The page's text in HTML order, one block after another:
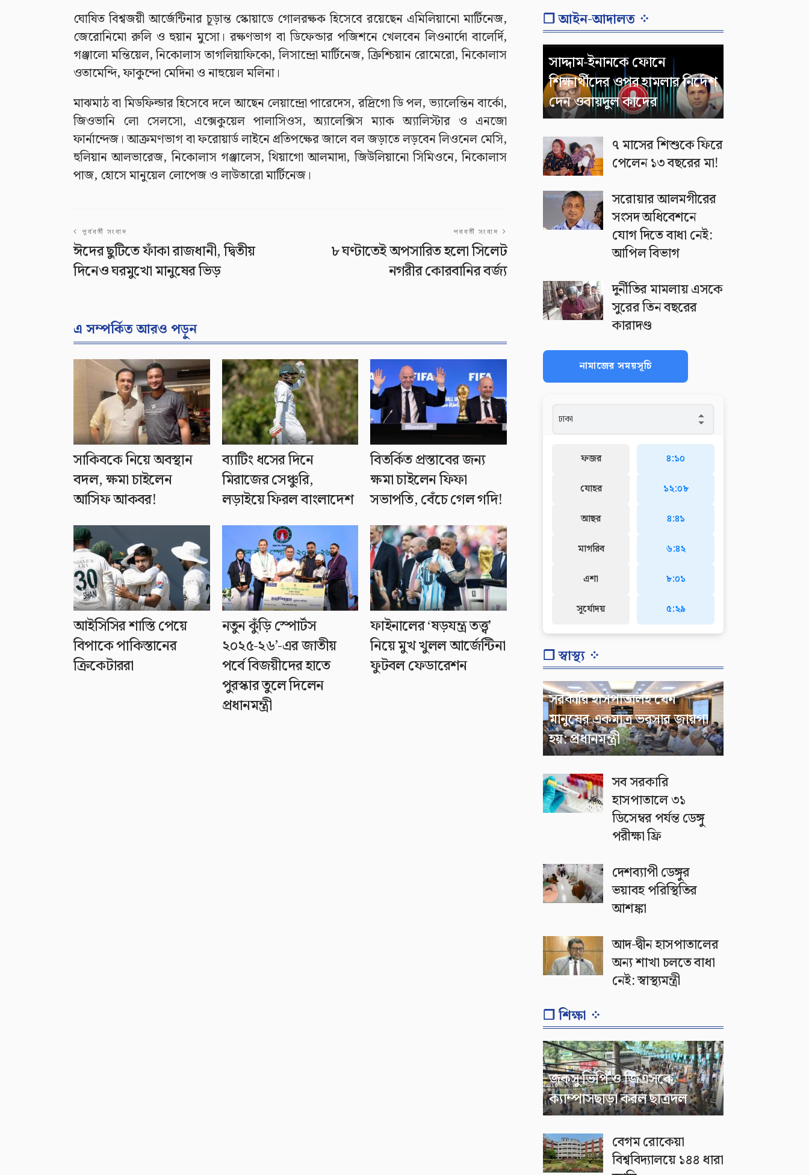
ঘোষিত বিশ্বজয়ী আর্জেন্টিনার চূড়ান্ত স্কোয়াডে গোলরক্ষক হিসেবে রয়েছেন এমিলিয়ানো মার্টিনেজ,
জেরোনিমো রুলি ও হুয়ান মুসো। রক্ষণভাগ বা ডিফেন্ডার পজিশনে খেলবেন লিওনার্দো বালের্দি,
গঞ্জালো মন্তিয়েল, নিকোলাস তাগলিয়াফিকো, লিসান্দ্রো মার্টিনেজ, ক্রিশ্চিয়ান রোমেরো, নিকোলাস
ওতামেন্দি, ফাকুন্দো মেদিনা ও নাহুয়েল মলিনা।
মাঝমাঠ বা মিডফিল্ডার হিসেবে দলে আছেন লেয়ান্দ্রো পারেদেস, রদ্রিগো ডি পল, ভ্যালেন্তিন বার্কো,
জিওভানি লো সেলসো, এক্সেকুয়েল পালাসিওস, অ্যালেক্সিস ম্যাক অ্যালিস্টার ও এনজো
ফার্নান্দেজ। আক্রমণভাগ বা ফরোয়ার্ড লাইনে প্রতিপক্ষের জালে বল জড়াতে লড়বেন লিওনেল মেসি,
হুলিয়ান আলভারেজ, নিকোলাস গঞ্জালেস, থিয়াগো আলমাদা, জিউলিয়ানো সিমিওনে, নিকোলাস
পাজ, হোসে মানুয়েল লোপেজ ও লাউতারো মার্টিনেজ।
পূর্ববর্তী সংবাদ
ঈদের ছুটিতে ফাঁকা রাজধানী, দ্বিতীয়
দিনেও ঘরমুখো মানুষের ভিড়
পরবর্তী সংবাদ
৮ ঘণ্টাতেই অপসারিত হলো সিলেট
নগরীর কোরবানির বর্জ্য
এ সম্পর্কিত আরও পড়ুন
সাকিবকে নিয়ে অবস্থান
বদল, ক্ষমা চাইলেন
আসিফ আকবর!
ব্যাটিং ধসের দিনে
মিরাজের সেঞ্চুরি,
লড়াইয়ে ফিরল বাংলাদেশ
বিতর্কিত প্রস্তাবের জন্য
ক্ষমা চাইলেন ফিফা
সভাপতি, বেঁচে গেল গদি!
আইসিসির শাস্তি পেয়ে
বিপাকে পাকিস্তানের
ক্রিকেটাররা
নতুন কুঁড়ি স্পোর্টস
২০২৫-২৬’-এর জাতীয়
পর্বে বিজয়ীদের হাতে
পুরস্কার তুলে দিলেন
প্রধানমন্ত্রী
ফাইনালের ‘ষড়যন্ত্র তত্ত্ব’
নিয়ে মুখ খুলল আর্জেন্টিনা
ফুটবল ফেডারেশন
❐ আইন-আদালত ⁘
সাদ্দাম-ইনানকে ফোনে
শিক্ষার্থীদের ওপর হামলার নির্দেশ
দেন ওবায়দুল কাদের
৭ মাসের শিশুকে ফিরে
পেলেন ১৩ বছরের মা!
সরোয়ার আলমগীরের
সংসদ অধিবেশনে
যোগ দিতে বাধা নেই:
আপিল বিভাগ
দুর্নীতির মামলায় এসকে
সুরের তিন বছরের
কারাদণ্ড
নামাজের সময়সূচি
ফজর
যোহর
আছর
মাগরিব
এশা
সূর্যোদয়
৪:১০
১২:০৮
৪:৪১
৬:৪২
৮:০১
৫:২৯
❐ স্বাস্থ্য ⁘
সরকারি হাসপাতালই যেন
মানুষের একমাত্র ভরসার জায়গা
হয়: প্রধানমন্ত্রী
সব সরকারি
হাসপাতালে ৩১
ডিসেম্বর পর্যন্ত ডেঙ্গু
পরীক্ষা ফ্রি
দেশব্যাপী ডেঙ্গুর
ভয়াবহ পরিস্থিতির
আশঙ্কা
আদ-দ্বীন হাসপাতালের
অন্য শাখা চলতে বাধা
নেই: স্বাস্থ্যমন্ত্রী
❐ শিক্ষা ⁘
জকসু ভিপি ও জিএসকে
ক্যাম্পাসছাড়া করল ছাত্রদল
বেগম রোকেয়া
বিশ্ববিদ্যালয়ে ১৪৪ ধারা